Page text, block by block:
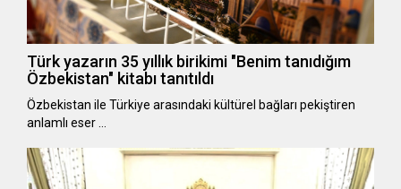
Türk yazarın 35 yıllık birikimi "Benim tanıdığım
Özbekistan" kitabı tanıtıldı
Özbekistan ile Türkiye arasındaki kültürel bağları pekiştiren
anlamlı eser …